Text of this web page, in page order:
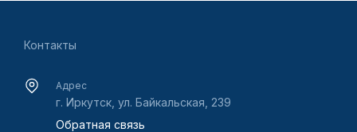
Контакты
Адрес
г. Иркутск, ул. Байкальская, 239
Обратная связь